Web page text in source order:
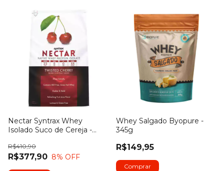
Nectar Syntrax Whey
Isolado Suco de Cereja -
R$377,90
R$410,90
8% OFF
Whey Salgado Byopure -
345g
R$149,95
Comprar